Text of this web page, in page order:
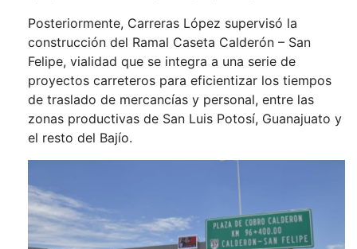
Posteriormente, Carreras López supervisó la
construcción del Ramal Caseta Calderón – San
Felipe, vialidad que se integra a una serie de
proyectos carreteros para eficientizar los tiempos
de traslado de mercancías y personal, entre las
zonas productivas de San Luis Potosí, Guanajuato y
el resto del Bajío.